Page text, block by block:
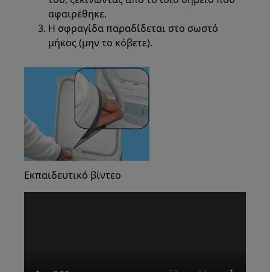
αφαιρέθηκε.
Η σφραγίδα παραδίδεται στο σωστό
μήκος (μην το κόβετε).
Εκπαιδευτικό βίντεο